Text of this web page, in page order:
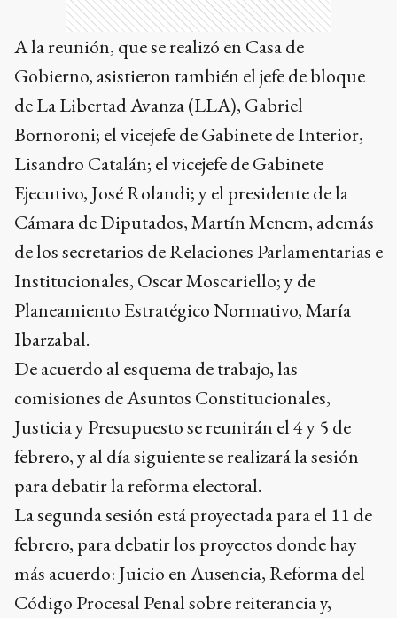
A la reunión, que se realizó en Casa de
Gobierno, asistieron también el jefe de bloque
de La Libertad Avanza (LLA), Gabriel
Bornoroni; el vicejefe de Gabinete de Interior,
Lisandro Catalán; el vicejefe de Gabinete
Ejecutivo, José Rolandi; y el presidente de la
Cámara de Diputados, Martín Menem, además
de los secretarios de Relaciones Parlamentarias e
Institucionales, Oscar Moscariello; y de
Planeamiento Estratégico Normativo, María
Ibarzabal.
De acuerdo al esquema de trabajo, las
comisiones de Asuntos Constitucionales,
Justicia y Presupuesto se reunirán el 4 y 5 de
febrero, y al día siguiente se realizará la sesión
para debatir la reforma electoral.
La segunda sesión está proyectada para el 11 de
febrero, para debatir los proyectos donde hay
más acuerdo: Juicio en Ausencia, Reforma del
Código Procesal Penal sobre reiterancia y,